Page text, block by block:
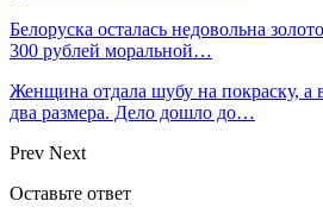
Белоруска осталась недовольна
300 рублей моральной…
Женщина отдала шубу на покраску, а
два размера. Дело дошло до…
Prev Next
Оставьте ответ